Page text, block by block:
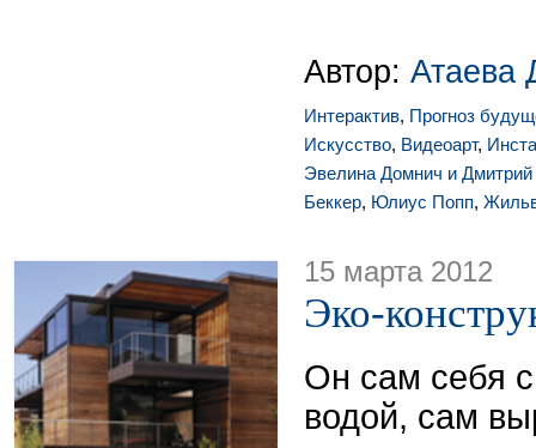
Автор: Атаева
Интерактив, Прогноз
Искусство, Видеоарт,
Эвелина Домнич и
Беккер, Юлиус Попп,
15 марта 2012
Эко-
Он сам себя
водой, сам